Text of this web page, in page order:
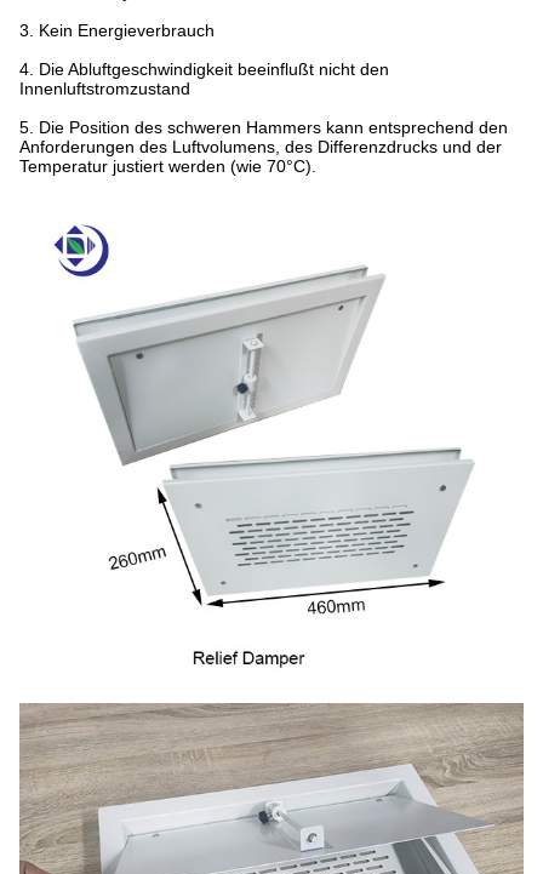
3. Kein Energieverbrauch
4. Die Abluftgeschwindigkeit beeinflußt nicht den
Innenluftstromzustand
5. Die Position des schweren Hammers kann entsprechend den
Anforderungen des Luftvolumens, des Differenzdrucks und der
Temperatur justiert werden (wie 70°C).